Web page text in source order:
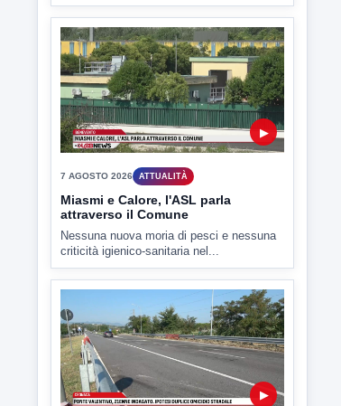
▶
7 AGOSTO 2026 ATTUALITÀ
Miasmi e Calore, l'ASL parla
attraverso il Comune
Nessuna nuova moria di pesci e nessuna
criticità igienico-sanitaria nel...
▶
7 AGOSTO 2026 CRONACA
Ponte Valentino,21enne indagato:
ipotesi duplice omicidio stradale
Incidente mortale a Ponte Valentino,
indagato il 21enne alla guida...